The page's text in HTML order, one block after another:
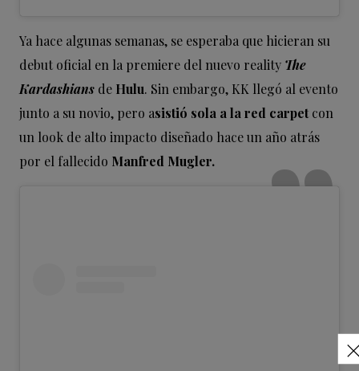
Ya hace algunas semanas, se esperaba que hicieran su
debut oficial en la premiere del nuevo reality The
Kardashians de Hulu. Sin embargo, KK llegó al evento
junto a su novio, pero asistió sola a la red carpetcon
un look de alto impacto diseñado hace un año atrás
por el fallecido Manfred Mugler.